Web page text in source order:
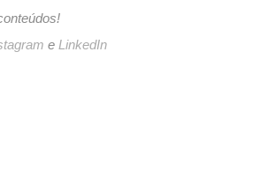
e LinkedIn